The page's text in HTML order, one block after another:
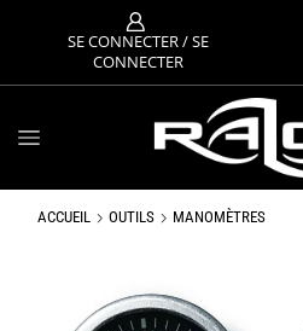
SE CONNECTER / SE
CONNECTER
ACCUEIL OUTILS MANOMÈTRES